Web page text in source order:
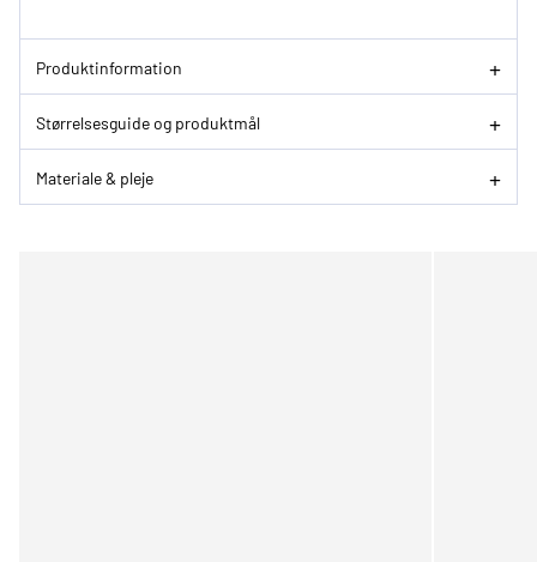
Produktinformation
Størrelsesguide og produktmål
Materiale & pleje